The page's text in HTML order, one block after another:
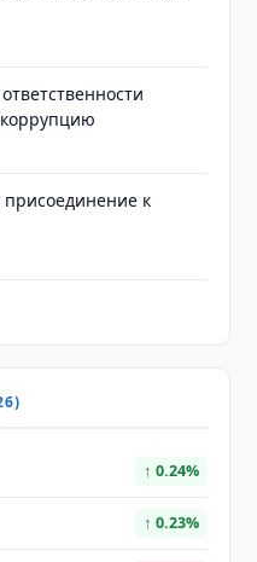
присоединение к
↑ 0.24%
↑ 0.23%